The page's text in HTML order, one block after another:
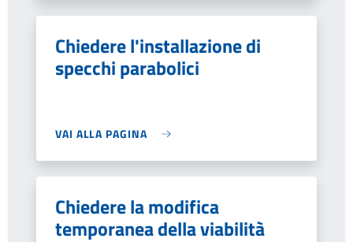
Chiedere l'installazione di
specchi parabolici
VAI ALLA PAGINA
Chiedere la modifica
temporanea della viabilità